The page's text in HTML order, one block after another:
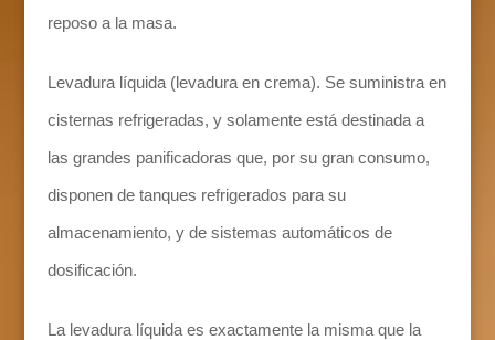
reposo a la masa.
Levadura líquida (levadura en crema). Se suministra en
cisternas refrigeradas, y solamente está destinada a
las grandes panificadoras que, por su gran consumo,
disponen de tanques refrigerados para su
almacenamiento, y de sistemas automáticos de
dosificación.
La levadura líquida es exactamente la misma que la